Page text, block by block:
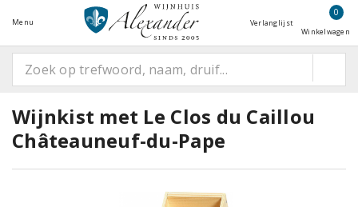
Menu Verlanglijst
0
Winkelwagen
Wijnkist met Le Clos du Caillou
Châteauneuf-du-Pape